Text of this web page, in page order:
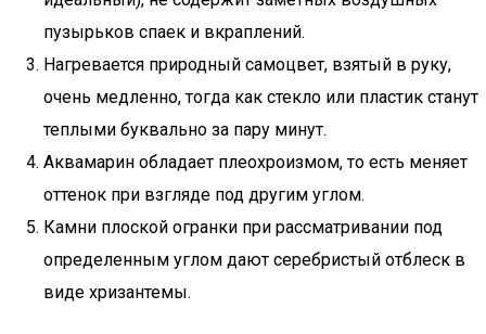
пузырьков спаек и вкраплений.
Нагревается природный самоцвет, взятый в руку,
очень медленно, тогда как стекло или пластик станут
теплыми буквально за пару минут.
Аквамарин обладает плеохроизмом, то есть меняет
оттенок при взгляде под другим углом.
Камни плоской огранки при рассматривании под
определенным углом дают серебристый отблеск в
виде хризантемы.